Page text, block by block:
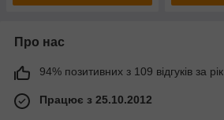
Про нас
94% позитивних з 109 відгуків за рік
Працює з 25.10.2012